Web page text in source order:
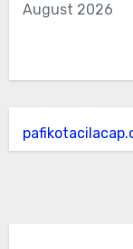
August 2026